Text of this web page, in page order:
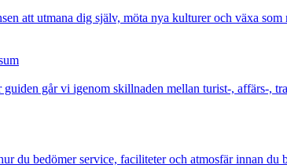
att utmana dig själv, möta nya kulturer och växa
går vi igenom skillnaden mellan turist-, affärs-,
du bedömer service, faciliteter och atmosfär innan du